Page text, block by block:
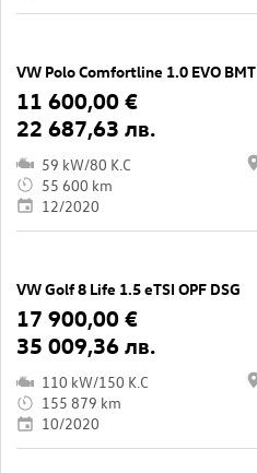
VW Polo Comfortline 1.0 EVO BMT
11 600,00 €
22 687,63 лв.
59 kW/80 K.C
55 600 km
12/2020
VW Golf 8 Life 1.5 eTSI OPF DSG
17 900,00 €
35 009,36 лв.
110 kW/150 K.C
155 879 km
10/2020